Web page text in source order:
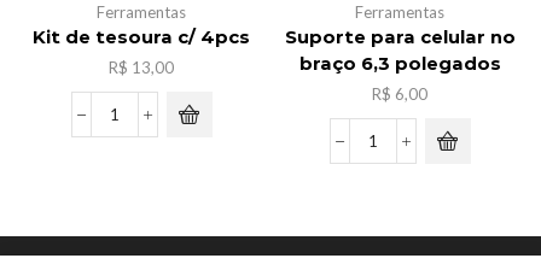
Ferramentas
Kit de tesoura c/ 4pcs
R$ 13,00
Kit
quantidade
Ferramentas
Suporte para celular no
braço 6,3 polegados
R$ 6,00
Suporte
braço